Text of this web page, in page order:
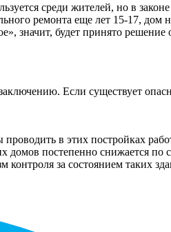
среди жителей, но в законе
ремонта еще лет 15-17, дом
значит, будет принято
Если существует
в этих постройках
домов постепенно снижается
за состоянием таких